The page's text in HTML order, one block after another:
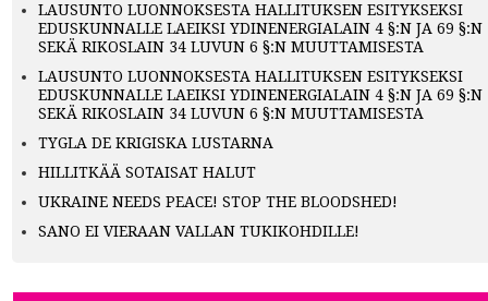
LAUSUNTO LUONNOKSESTA HALLITUKSEN ESITYKSEKSI
EDUSKUNNALLE LAEIKSI YDINENERGIALAIN 4 §:N JA 69 §:N
SEKÄ RIKOSLAIN 34 LUVUN 6 §:N MUUTTAMISESTA
LAUSUNTO LUONNOKSESTA HALLITUKSEN ESITYKSEKSI
EDUSKUNNALLE LAEIKSI YDINENERGIALAIN 4 §:N JA 69 §:N
SEKÄ RIKOSLAIN 34 LUVUN 6 §:N MUUTTAMISESTA
TYGLA DE KRIGISKA LUSTARNA
HILLITKÄÄ SOTAISAT HALUT
UKRAINE NEEDS PEACE! STOP THE BLOODSHED!
SANO EI VIERAAN VALLAN TUKIKOHDILLE!